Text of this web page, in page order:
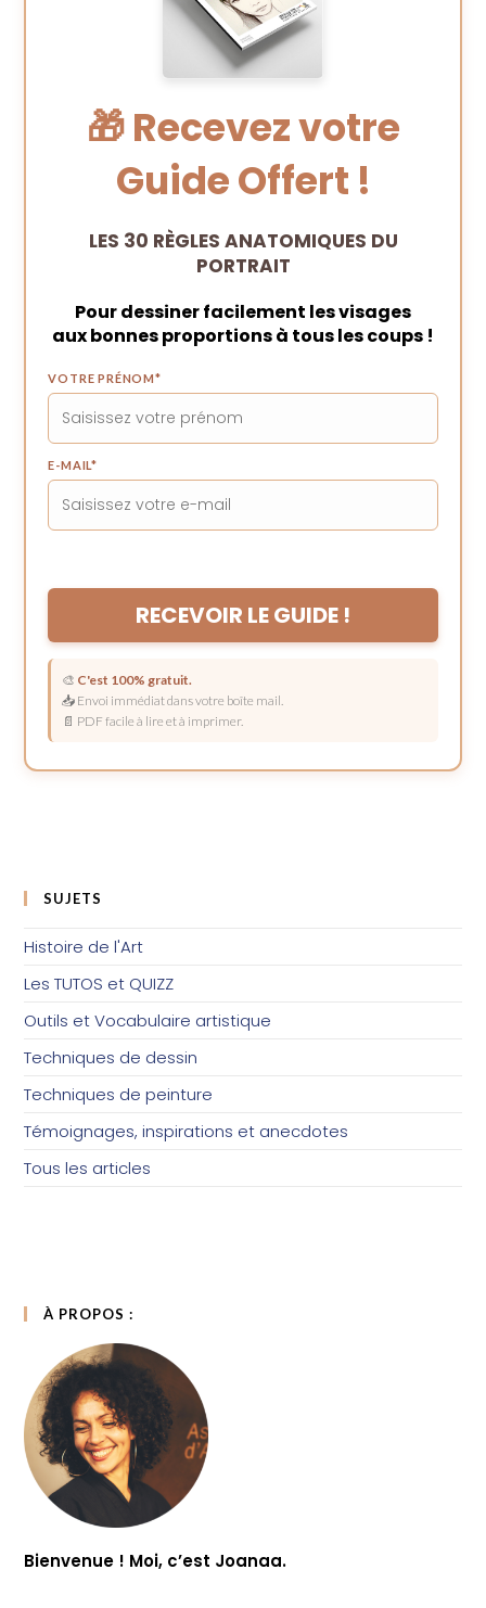
🎁 Recevez votre
Guide Offert !
LES 30 RÈGLES ANATOMIQUES DU
PORTRAIT
Pour dessiner facilement les visages
aux bonnes proportions à tous les coups !
VOTRE PRÉNOM*
E-MAIL*
RECEVOIR LE GUIDE !
🎨 C'est 100% gratuit.
📥 Envoi immédiat dans votre boîte mail.
📄 PDF facile à lire et à imprimer.
SUJETS
Histoire de l'Art
Les TUTOS et QUIZZ
Outils et Vocabulaire artistique
Techniques de dessin
Techniques de peinture
Témoignages, inspirations et anecdotes
Tous les articles
À PROPOS :
Bienvenue ! Moi, c’est Joanaa.